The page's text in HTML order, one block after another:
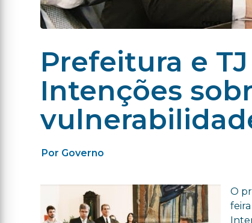
Prefeitura e
Intenções
Por Governo
O